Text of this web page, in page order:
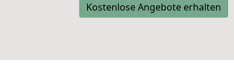
Kostenlose Angebote erhalten